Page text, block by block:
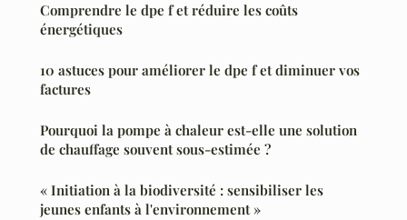
Comprendre le dpe f et réduire les coûts
énergétiques
10 astuces pour améliorer le dpe f et diminuer vos
factures
Pourquoi la pompe à chaleur est-elle une solution
de chauffage souvent sous-estimée ?
« Initiation à la biodiversité : sensibiliser les
jeunes enfants à l'environnement »